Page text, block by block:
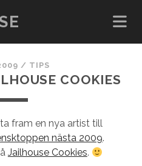
/ TIPS
COOKIES
fram en nya artist till
nästa 2009.
Jailhouse Cookies.